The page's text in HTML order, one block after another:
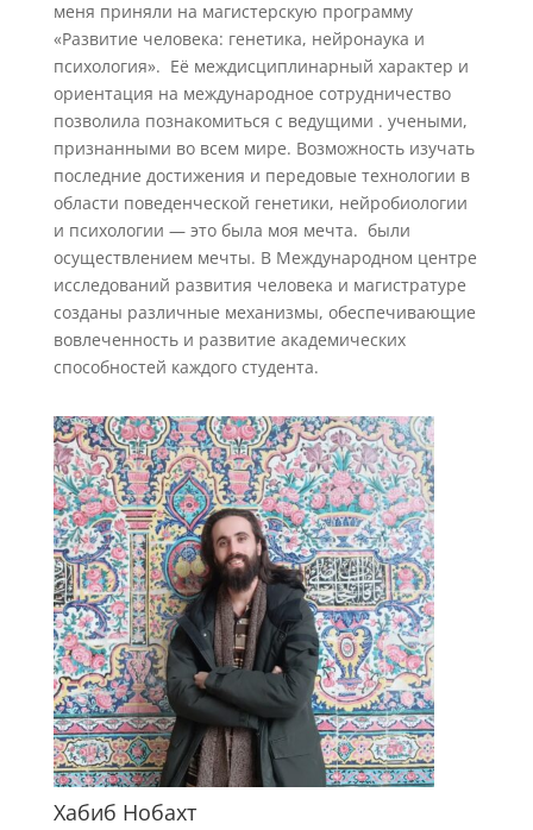
меня приняли на магистерскую программу
«Развитие человека: генетика, нейронаука и
психология». Её междисциплинарный характер и
ориентация на международное сотрудничество
позволила познакомиться с ведущими . учеными,
признанными во всем мире. Возможность изучать
последние достижения и передовые технологии в
области поведенческой генетики, нейробиологии
и психологии — это была моя мечта. были
осуществлением мечты. В Международном центре
исследований развития человека и магистратуре
созданы различные механизмы, обеспечивающие
вовлеченность и развитие академических
способностей каждого студента.
Хабиб Нобахт